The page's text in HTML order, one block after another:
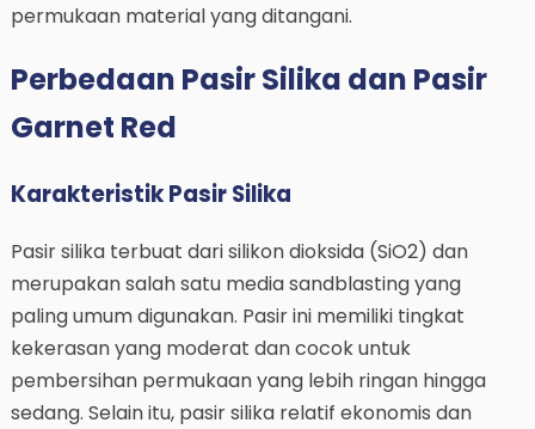
permukaan material yang ditangani.
Perbedaan Pasir Silika dan Pasir
Garnet Red
Karakteristik Pasir Silika
Pasir silika terbuat dari silikon dioksida (SiO2) dan
merupakan salah satu media sandblasting yang
paling umum digunakan. Pasir ini memiliki tingkat
kekerasan yang moderat dan cocok untuk
pembersihan permukaan yang lebih ringan hingga
sedang. Selain itu, pasir silika relatif ekonomis dan